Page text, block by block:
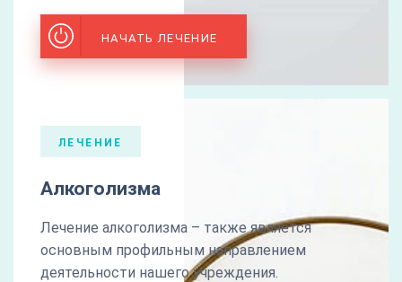
НАЧАТЬ ЛЕЧЕНИЕ
ЛЕЧЕНИЕ
Алкоголизма
Лечение алкоголизма – также является
основным профильным направлением
деятельности нашего учреждения.